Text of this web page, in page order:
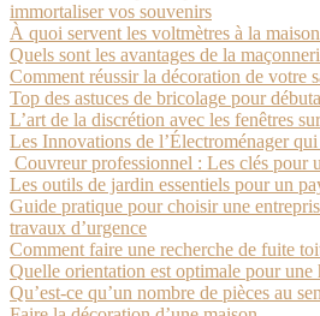
immortaliser vos souvenirs
À quoi servent les voltmètres à la
Quels sont les avantages de la
Comment réussir la décoration de votre
Top des astuces de bricolage pour
L’art de la discrétion avec les fenêtres
Les Innovations de l’Électroménager
Couvreur professionnel : Les clés pour
Les outils de jardin essentiels pour un
Guide pratique pour choisir une
travaux d’urgence
Comment faire une recherche de fuite
Quelle orientation est optimale pour une
Qu’est-ce qu’un nombre de pièces au